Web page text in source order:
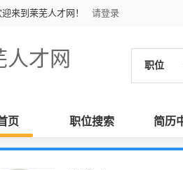
来到莱芜人才网！ 请登录
人才网 职位
页 职位搜索 简历